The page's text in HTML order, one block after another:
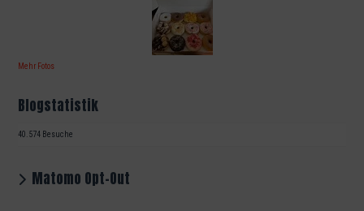
Mehr Fotos
Blogstatistik
40.574 Besuche
Matomo Opt-Out